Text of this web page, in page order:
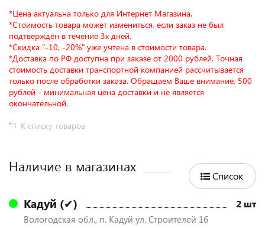
*Цена актуальна только для Интернет Магазина.
*Стоимость товара может измениться, если заказ не был
подтверждён в течение 3х дней.
*Скидка "-10, -20%" уже учтена в стоимости товара.
*Доставка по РФ доступна при заказе от 2000 рублей. Точная
стоимость доставки транспортной компанией рассчитывается
только после обработки заказа. Обращаем Ваше внимание, 500
рублей - минимальная цена доставки и не является
окончательной.
К списку товаров
Наличие в магазинах
Список
Кадуй (✔) 2 шт
Вологодская обл., п. Кадуй ул. Строителей 16